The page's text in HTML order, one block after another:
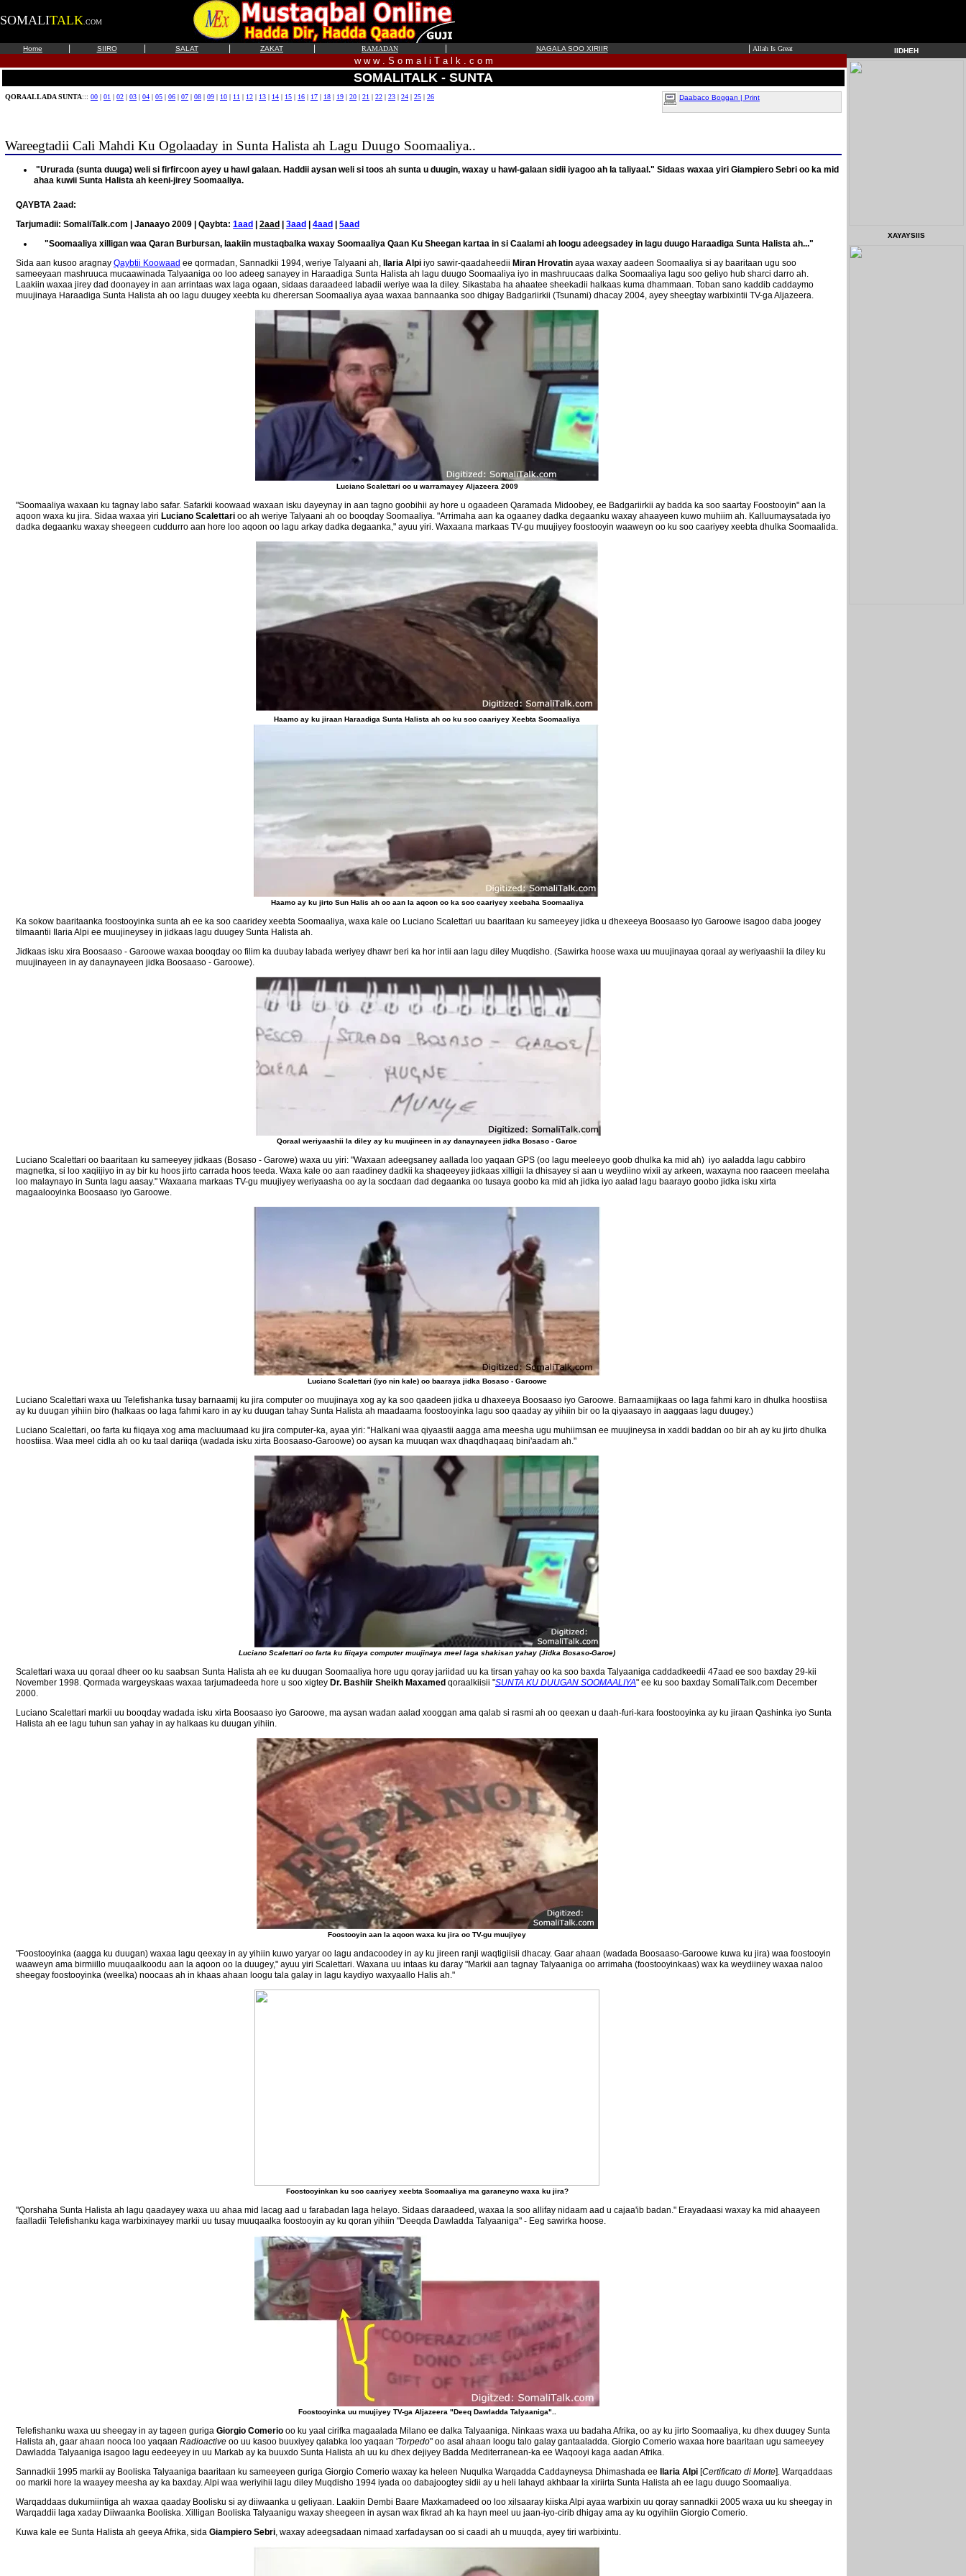
SOMALITALK .COM
Home SIIRO SALAT ZAKAT RAMADAN NAGALA SOO XIRIIR Allah Is Great
w w w . S o m a l i T a l k . c o m
SOMALITALK - SUNTA
Daabaco Boggan | Print
QORAALLADA SUNTA::: 00 | 01 | 02 | 03 | 04 | 05 | 06 | 07 | 08 | 09 | 10 | 11 | 12 | 13 | 14 | 15 | 16 | 17 | 18 | 19 | 20 | 21 | 22 | 23 | 24 | 25 | 26
Wareegtadii Cali Mahdi Ku Ogolaaday in Sunta Halista ah Lagu Duugo Soomaaliya..
"Ururada (sunta duuga) weli si firfircoon ayey u hawl galaan. Haddii aysan weli si toos ah sunta u duugin, waxay u hawl-galaan sidii iyagoo ah la taliyaal." Sidaas waxaa yiri Giampiero Sebri oo ka mid
ahaa kuwii Sunta Halista ah keeni-jirey Soomaaliya.
QAYBTA 2aad:
Tarjumadii: SomaliTalk.com | Janaayo 2009 | Qaybta: 1aad | 2aad | 3aad | 4aad | 5aad
"Soomaaliya xilligan waa Qaran Burbursan, laakiin mustaqbalka waxay Soomaaliya Qaan Ku Sheegan kartaa in si Caalami ah loogu adeegsadey in lagu duugo Haraadiga Sunta Halista ah..."
Sida aan kusoo aragnay Qaybtii Koowaad ee qormadan, Sannadkii 1994, weriye Talyaani ah, Ilaria Alpi iyo sawir-qaadaheedii Miran Hrovatin ayaa waxay aadeen Soomaaliya si ay baaritaan ugu soo
sameeyaan mashruuca mucaawinada Talyaaniga oo loo adeeg sanayey in Haraadiga Sunta Halista ah lagu duugo Soomaaliya iyo in mashruucaas dalka Soomaaliya lagu soo geliyo hub sharci darro ah.
Laakiin waxaa jirey dad doonayey in aan arrintaas wax laga ogaan, sidaas daraadeed labadii weriye waa la diley. Sikastaba ha ahaatee sheekadii halkaas kuma dhammaan. Toban sano kaddib caddaymo
muujinaya Haraadiga Sunta Halista ah oo lagu duugey xeebta ku dherersan Soomaaliya ayaa waxaa bannaanka soo dhigay Badgariirkii (Tsunami) dhacay 2004, ayey sheegtay warbixintii TV-ga Aljazeera.
Luciano Scalettari oo u warramayey Aljazeera 2009
"Soomaaliya waxaan ku tagnay labo safar. Safarkii koowaad waxaan isku dayeynay in aan tagno goobihii ay hore u ogaadeen Qaramada Midoobey, ee Badgariirkii ay badda ka soo saartay Foostooyin" aan la
aqoon waxa ku jira. Sidaa waxaa yiri Luciano Scalettari oo ah weriye Talyaani ah oo booqday Soomaaliya. "Arrimaha aan ka ogaaney dadka degaanku waxay ahaayeen kuwo muhiim ah. Kalluumaysatada iyo
dadka degaanku waxay sheegeen cuddurro aan hore loo aqoon oo lagu arkay dadka degaanka," ayuu yiri. Waxaana markaas TV-gu muujiyey foostooyin waaweyn oo ku soo caariyey xeebta dhulka Soomaalida.
Haamo ay ku jiraan Haraadiga Sunta Halista ah oo ku soo caariyey Xeebta Soomaaliya
Haamo ay ku jirto Sun Halis ah oo aan la aqoon oo ka soo caariyey xeebaha Soomaaliya
Ka sokow baaritaanka foostooyinka sunta ah ee ka soo caaridey xeebta Soomaaliya, waxa kale oo Luciano Scalettari uu baaritaan ku sameeyey jidka u dhexeeya Boosaaso iyo Garoowe isagoo daba joogey
tilmaantii Ilaria Alpi ee muujineysey in jidkaas lagu duugey Sunta Halista ah.
Jidkaas isku xira Boosaaso - Garoowe waxaa booqday oo filim ka duubay labada weriyey dhawr beri ka hor intii aan lagu diley Muqdisho. (Sawirka hoose waxa uu muujinayaa qoraal ay weriyaashii la diley ku
muujinayeen in ay danaynayeen jidka Boosaaso - Garoowe).
Qoraal weriyaashii la diley ay ku muujineen in ay danaynayeen jidka Bosaso - Garoe
Luciano Scalettari oo baaritaan ku sameeyey jidkaas (Bosaso - Garowe) waxa uu yiri: "Waxaan adeegsaney aallada loo yaqaan GPS (oo lagu meeleeyo goob dhulka ka mid ah) iyo aaladda lagu cabbiro
magnetka, si loo xaqiijiyo in ay bir ku hoos jirto carrada hoos teeda. Waxa kale oo aan raadiney dadkii ka shaqeeyey jidkaas xilligii la dhisayey si aan u weydiino wixii ay arkeen, waxayna noo raaceen meelaha
loo malaynayo in Sunta lagu aasay." Waxaana markaas TV-gu muujiyey weriyaasha oo ay la socdaan dad degaanka oo tusaya goobo ka mid ah jidka iyo aalad lagu baarayo goobo jidka isku xirta
magaalooyinka Boosaaso iyo Garoowe.
Luciano Scalettari (iyo nin kale) oo baaraya jidka Bosaso - Garoowe
Luciano Scalettari waxa uu Telefishanka tusay barnaamij ku jira computer oo muujinaya xog ay ka soo qaadeen jidka u dhaxeeya Boosaaso iyo Garoowe. Barnaamijkaas oo laga fahmi karo in dhulka hoostiisa
ay ku duugan yihiin biro (halkaas oo laga fahmi karo in ay ku duugan tahay Sunta Halista ah maadaama foostooyinka lagu soo qaaday ay yihiin bir oo la qiyaasayo in aaggaas lagu duugey.)
Luciano Scalettari, oo farta ku fiiqaya xog ama macluumaad ku jira computer-ka, ayaa yiri: "Halkani waa qiyaastii aagga ama meesha ugu muhiimsan ee muujineysa in xaddi baddan oo bir ah ay ku jirto dhulka
hoostiisa. Waa meel cidla ah oo ku taal dariiqa (wadada isku xirta Boosaaso-Garoowe) oo aysan ka muuqan wax dhaqdhaqaaq bini'aadam ah."
Luciano Scalettari oo farta ku fiiqaya computer muujinaya meel laga shakisan yahay (Jidka Bosaso-Garoe)
Scalettari waxa uu qoraal dheer oo ku saabsan Sunta Halista ah ee ku duugan Soomaaliya hore ugu qoray jariidad uu ka tirsan yahay oo ka soo baxda Talyaaniga caddadkeedii 47aad ee soo baxday 29-kii
November 1998. Qormada wargeyskaas waxaa tarjumadeeda hore u soo xigtey Dr. Bashiir Sheikh Maxamed qoraalkiisii "SUNTA KU DUUGAN SOOMAALIYA" ee ku soo baxday SomaliTalk.com December
2000.
Luciano Scalettari markii uu booqday wadada isku xirta Boosaaso iyo Garoowe, ma aysan wadan aalad xooggan ama qalab si rasmi ah oo qeexan u daah-furi-kara foostooyinka ay ku jiraan Qashinka iyo Sunta
Halista ah ee lagu tuhun san yahay in ay halkaas ku duugan yihiin.
Foostooyin aan la aqoon waxa ku jira oo TV-gu muujiyey
"Foostooyinka (aagga ku duugan) waxaa lagu qeexay in ay yihiin kuwo yaryar oo lagu andacoodey in ay ku jireen ranji waqtigiisii dhacay. Gaar ahaan (wadada Boosaaso-Garoowe kuwa ku jira) waa foostooyin
waaweyn ama birmiillo muuqaalkoodu aan la aqoon oo la duugey," ayuu yiri Scalettari. Waxana uu intaas ku daray "Markii aan tagnay Talyaaniga oo arrimaha (foostooyinkaas) wax ka weydiiney waxaa naloo
sheegay foostooyinka (weelka) noocaas ah in khaas ahaan loogu tala galay in lagu kaydiyo waxyaallo Halis ah."
Foostooyinkan ku soo caariyey xeebta Soomaaliya ma garaneyno waxa ku jira?
"Qorshaha Sunta Halista ah lagu qaadayey waxa uu ahaa mid lacag aad u farabadan laga helayo. Sidaas daraadeed, waxaa la soo allifay nidaam aad u cajaa'ib badan." Erayadaasi waxay ka mid ahaayeen
faalladii Telefishanku kaga warbixinayey markii uu tusay muuqaalka foostooyin ay ku qoran yihiin "Deeqda Dawladda Talyaaniga" - Eeg sawirka hoose.
Foostooyinka uu muujiyey TV-ga Aljazeera "Deeq Dawladda Talyaaniga"..
Telefishanku waxa uu sheegay in ay tageen guriga Giorgio Comerio oo ku yaal cirifka magaalada Milano ee dalka Talyaaniga. Ninkaas waxa uu badaha Afrika, oo ay ku jirto Soomaaliya, ku dhex duugey Sunta
Halista ah, gaar ahaan nooca loo yaqaan Radioactive oo uu kasoo buuxiyey qalabka loo yaqaan 'Torpedo" oo asal ahaan loogu talo galay gantaaladda. Giorgio Comerio waxaa hore baaritaan ugu sameeyey
Dawladda Talyaaniga isagoo lagu eedeeyey in uu Markab ay ka buuxdo Sunta Halista ah uu ku dhex dejiyey Badda Mediterranean-ka ee Waqooyi kaga aadan Afrika.
Sannadkii 1995 markii ay Booliska Talyaaniga baaritaan ku sameeyeen guriga Giorgio Comerio waxay ka heleen Nuqulka Warqadda Caddayneysa Dhimashada ee Ilaria Alpi [Certificato di Morte]. Warqaddaas
oo markii hore la waayey meesha ay ka baxday. Alpi waa weriyihii lagu diley Muqdisho 1994 iyada oo dabajoogtey sidii ay u heli lahayd akhbaar la xiriirta Sunta Halista ah ee lagu duugo Soomaaliya.
Warqaddaas dukumiintiga ah waxaa qaaday Boolisku si ay diiwaanka u geliyaan. Laakiin Dembi Baare Maxkamadeed oo loo xilsaaray kiiska Alpi ayaa warbixin uu qoray sannadkii 2005 waxa uu ku sheegay in
Warqaddii laga xaday Diiwaanka Booliska. Xilligan Booliska Talyaanigu waxay sheegeen in aysan wax fikrad ah ka hayn meel uu jaan-iyo-cirib dhigay ama ay ku ogyihiin Giorgio Comerio.
Kuwa kale ee Sunta Halista ah geeya Afrika, sida Giampiero Sebri , waxay adeegsadaan nimaad xarfadaysan oo si caadi ah u muuqda, ayey tiri warbixintu.
IIDHEH
XAYAYSIIS